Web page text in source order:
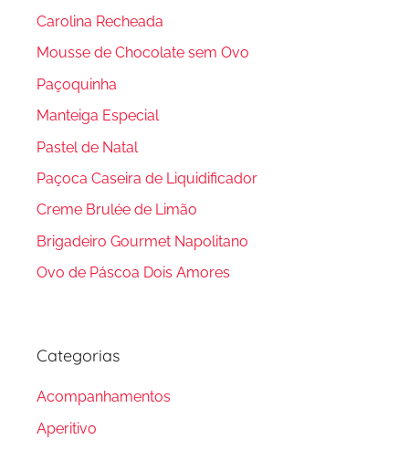
Carolina Recheada
Mousse de Chocolate sem Ovo
Paçoquinha
Manteiga Especial
Pastel de Natal
Paçoca Caseira de Liquidificador
Creme Brulée de Limão
Brigadeiro Gourmet Napolitano
Ovo de Páscoa Dois Amores
Categorias
Acompanhamentos
Aperitivo